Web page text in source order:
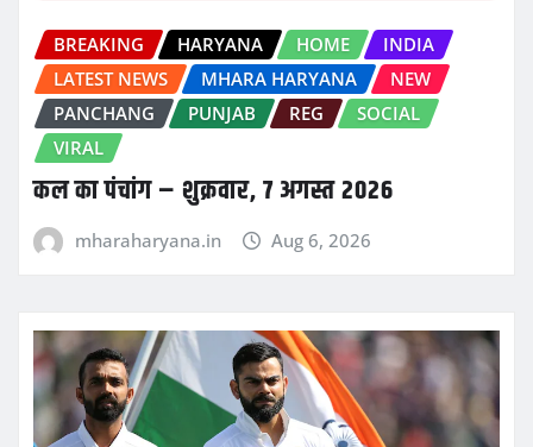
BREAKING HARYANA HOME
INDIA
LATEST NEWS
MHARA HARYANA
NEW
PANCHANG
PUNJAB REG
SOCIAL
VIRAL
कल का पंचांग – शुक्रवार, 7 अगस्त 2026
mharaharyana.in Aug 6, 2026